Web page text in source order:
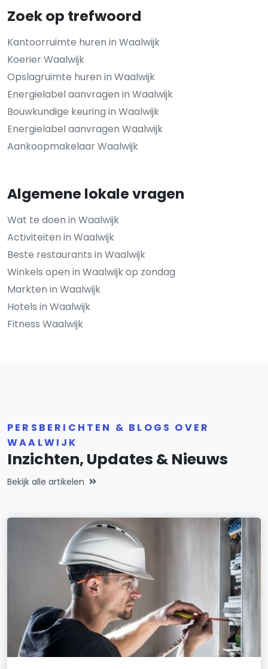
Zoek op trefwoord
Kantoorruimte huren in Waalwijk
Koerier Waalwijk
Opslagruimte huren in Waalwijk
Energielabel aanvragen in Waalwijk
Bouwkundige keuring in Waalwijk
Energielabel aanvragen Waalwijk
Aankoopmakelaar Waalwijk
Algemene lokale vragen
Wat te doen in Waalwijk
Activiteiten in Waalwijk
Beste restaurants in Waalwijk
Winkels open in Waalwijk op zondag
Markten in Waalwijk
Hotels in Waalwijk
Fitness Waalwijk
PERSBERICHTEN & BLOGS OVER
WAALWIJK
Inzichten, Updates & Nieuws
Bekijk alle artikelen